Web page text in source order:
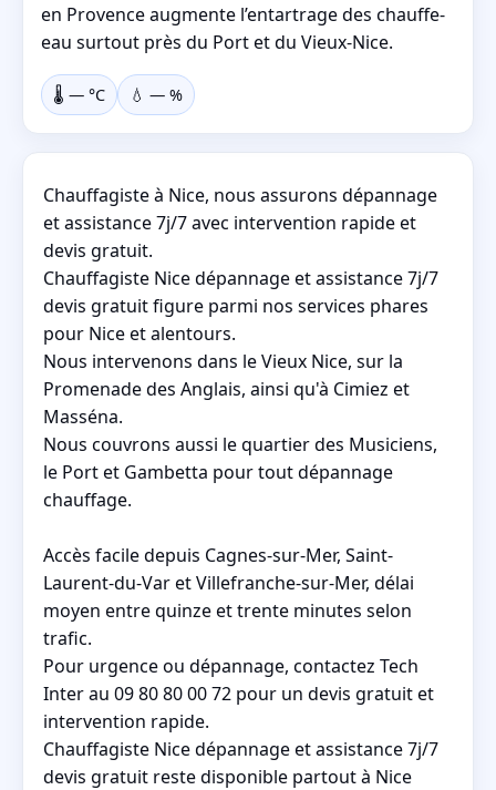
en Provence augmente l’entartrage des chauffe-
eau surtout près du Port et du Vieux-Nice.
🌡️ — °C 💧 — %
Chauffagiste à Nice, nous assurons dépannage
et assistance 7j/7 avec intervention rapide et
devis gratuit.
Chauffagiste Nice dépannage et assistance 7j/7
devis gratuit figure parmi nos services phares
pour Nice et alentours.
Nous intervenons dans le Vieux Nice, sur la
Promenade des Anglais, ainsi qu'à Cimiez et
Masséna.
Nous couvrons aussi le quartier des Musiciens,
le Port et Gambetta pour tout dépannage
chauffage.
Accès facile depuis Cagnes-sur-Mer, Saint-
Laurent-du-Var et Villefranche-sur-Mer, délai
moyen entre quinze et trente minutes selon
trafic.
Pour urgence ou dépannage, contactez Tech
Inter au 09 80 80 00 72 pour un devis gratuit et
intervention rapide.
Chauffagiste Nice dépannage et assistance 7j/7
devis gratuit reste disponible partout à Nice